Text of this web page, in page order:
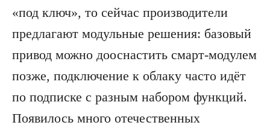
«под ключ», то сейчас производители
предлагают модульные решения: базовый
привод можно дооснастить смарт-модулем
позже, подключение к облаку часто идёт
по подписке с разным набором функций.
Появилось много отечественных